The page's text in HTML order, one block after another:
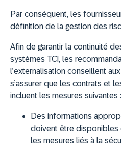
Par conséquent, les
définition de la gestion des
Afin de garantir la continuité
systèmes TCI, les
l’externalisation conseillent
s’assurer que les contrats et
incluent les mesures suivantes :
Des informations
doivent être disponibles
les mesures liés à la